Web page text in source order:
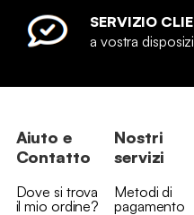
SERVIZIO
a vostra
Aiuto e
Contatto
Dove si trova
il mio ordine?
Nostri
servizi
Metodi di
pagamento